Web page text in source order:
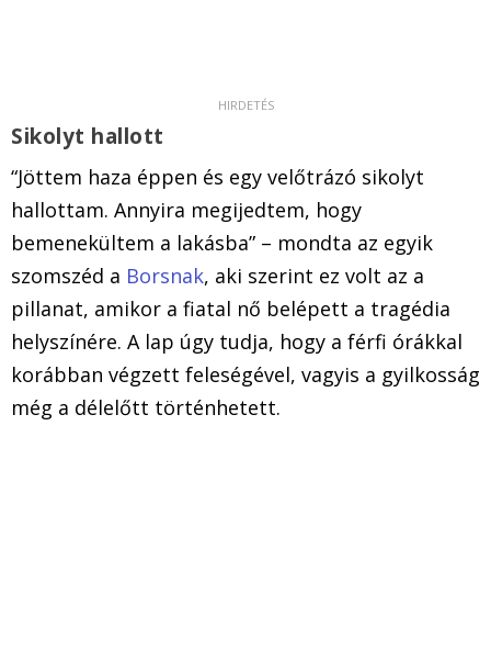
Sikolyt hallott
“Jöttem haza éppen és egy velőtrázó sikolyt
hallottam. Annyira megijedtem, hogy
bemenekültem a lakásba” – mondta az egyik
szomszéd a Borsnak, aki szerint ez volt az a
pillanat, amikor a fiatal nő belépett a tragédia
helyszínére. A lap úgy tudja, hogy a férfi órákkal
korábban végzett feleségével, vagyis a gyilkosság
még a délelőtt történhetett.